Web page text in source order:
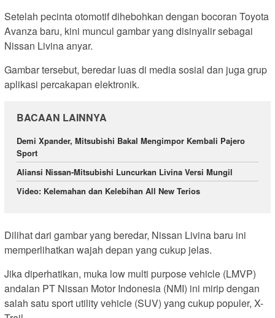
Setelah pecinta otomotif dihebohkan dengan bocoran Toyota
Avanza baru, kini muncul gambar yang disinyalir sebagai
Nissan Livina anyar.
Gambar tersebut, beredar luas di media sosial dan juga grup
aplikasi percakapan elektronik.
BACAAN LAINNYA
Demi Xpander, Mitsubishi Bakal Mengimpor Kembali Pajero
Sport
Aliansi Nissan-Mitsubishi Luncurkan Livina Versi Mungil
Video: Kelemahan dan Kelebihan All New Terios
Dilihat dari gambar yang beredar, Nissan Livina baru ini
memperlihatkan wajah depan yang cukup jelas.
Jika diperhatikan, muka low multi purpose vehicle (LMVP)
andalan PT Nissan Motor Indonesia (NMI) ini mirip dengan
salah satu sport utility vehicle (SUV) yang cukup populer, X-